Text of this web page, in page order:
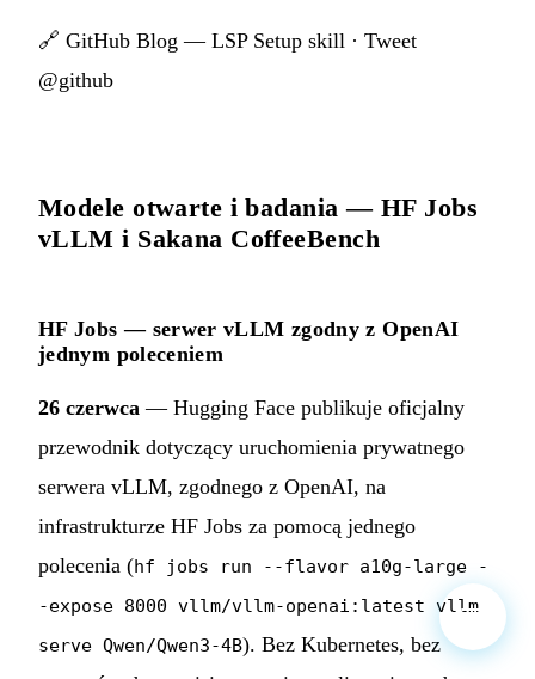
🔗 GitHub Blog — LSP Setup skill · Tweet
@github
Modele otwarte i badania — HF Jobs
vLLM i Sakana CoffeeBench
HF Jobs — serwer vLLM zgodny z OpenAI
jednym poleceniem
26 czerwca — Hugging Face publikuje oficjalny
przewodnik dotyczący uruchomienia prywatnego
serwera vLLM, zgodnego z OpenAI, na
infrastrukturze HF Jobs za pomocą jednego
polecenia (hf jobs run --flavor a10g-large -
-expose 8000 vllm/vllm-openai:latest vllm
serve Qwen/Qwen3-4B). Bez Kubernetes, bez